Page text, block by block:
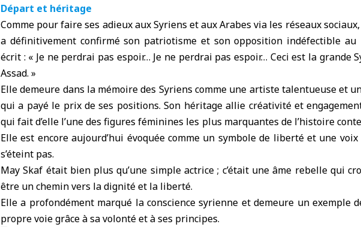
Départ et héritage
Comme pour faire ses adieux aux Syriens et aux Arabes via les réseaux
a définitivement confirmé son patriotisme et son opposition indéfectible au
écrit : « Je ne perdrai pas espoir… Je ne perdrai pas espoir… Ceci est la grande
Assad. »
Elle demeure dans la mémoire des Syriens comme une artiste talentueuse et
qui a payé le prix de ses positions. Son héritage allie créativité et
qui fait d’elle l’une des figures féminines les plus marquantes de l’histoire
Elle est encore aujourd’hui évoquée comme un symbole de liberté et une
s’éteint pas.
May Skaf était bien plus qu’une simple actrice ; c’était une âme rebelle qui
être un chemin vers la dignité et la liberté.
Elle a profondément marqué la conscience syrienne et demeure un exemple
propre voie grâce à sa volonté et à ses principes.